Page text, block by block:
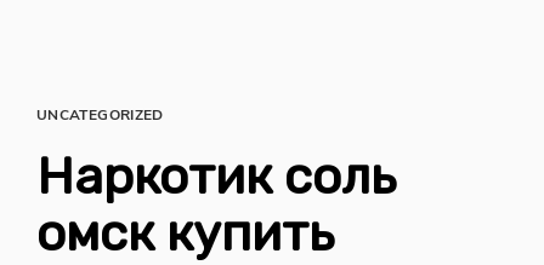
UNCATEGORIZED
Наркотик соль
омск купить